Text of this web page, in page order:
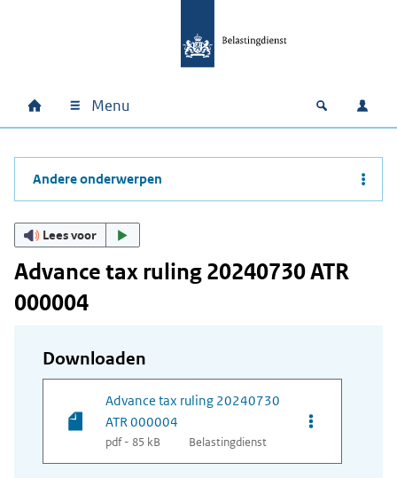
Hoofdnavigatie
Home Menu Open
Andere onderwerpen
Lees voor
Advance tax ruling 20240730 ATR
000004
Downloaden
Advance tax ruling 20240730
ATR 000004
pdf - 85 kB Belastingdienst
Opties van